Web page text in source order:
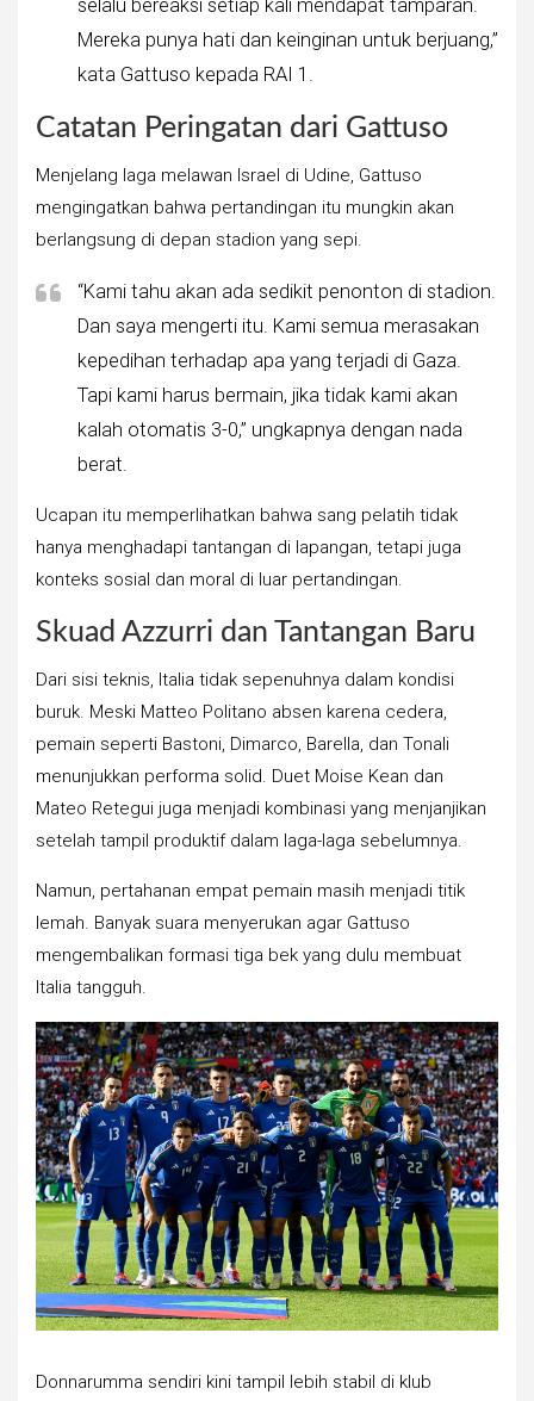
selalu bereaksi setiap kali mendapat tamparan.
Mereka punya hati dan keinginan untuk berjuang,”
kata Gattuso kepada RAI 1.
Catatan Peringatan dari Gattuso
Menjelang laga melawan Israel di Udine, Gattuso
mengingatkan bahwa pertandingan itu mungkin akan
berlangsung di depan stadion yang sepi.
“Kami tahu akan ada sedikit penonton di stadion.
Dan saya mengerti itu. Kami semua merasakan
kepedihan terhadap apa yang terjadi di Gaza.
Tapi kami harus bermain, jika tidak kami akan
kalah otomatis 3-0,” ungkapnya dengan nada
berat.
Ucapan itu memperlihatkan bahwa sang pelatih tidak
hanya menghadapi tantangan di lapangan, tetapi juga
konteks sosial dan moral di luar pertandingan.
Skuad Azzurri dan Tantangan Baru
Dari sisi teknis, Italia tidak sepenuhnya dalam kondisi
buruk. Meski Matteo Politano absen karena cedera,
pemain seperti Bastoni, Dimarco, Barella, dan Tonali
menunjukkan performa solid. Duet Moise Kean dan
Mateo Retegui juga menjadi kombinasi yang menjanjikan
setelah tampil produktif dalam laga-laga sebelumnya.
Namun, pertahanan empat pemain masih menjadi titik
lemah. Banyak suara menyerukan agar Gattuso
mengembalikan formasi tiga bek yang dulu membuat
Italia tangguh.
Donnarumma sendiri kini tampil lebih stabil di klub